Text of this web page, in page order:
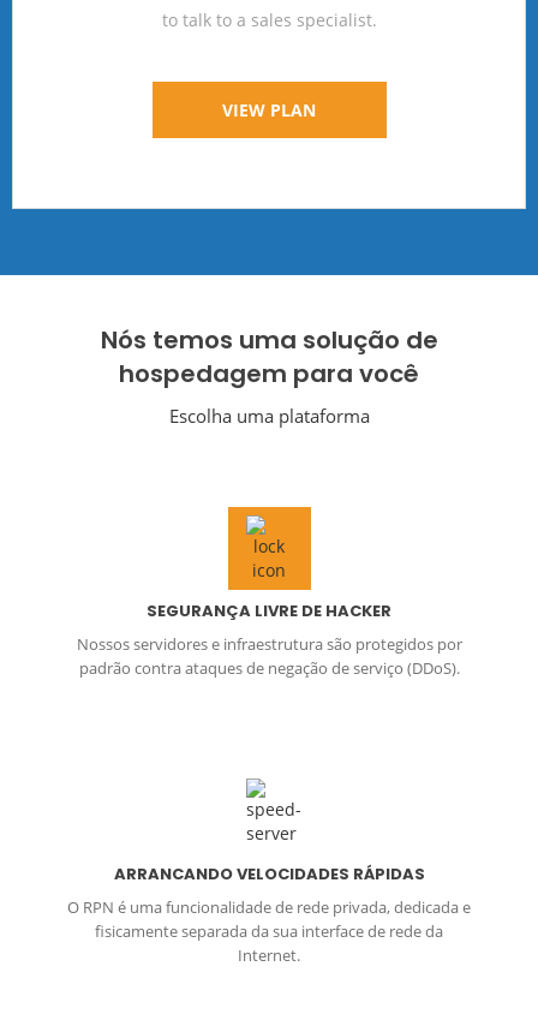
to talk to a sales specialist.
VIEW PLAN
Nós temos uma solução de
hospedagem para você
Escolha uma plataforma
SEGURANÇA LIVRE DE HACKER
Nossos servidores e infraestrutura são protegidos por
padrão contra ataques de negação de serviço (DDoS).
ARRANCANDO VELOCIDADES RÁPIDAS
O RPN é uma funcionalidade de rede privada, dedicada e
fisicamente separada da sua interface de rede da
Internet.